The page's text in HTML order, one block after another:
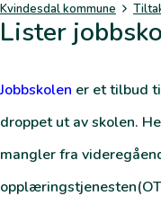
Kvindesdal kommune
Lister
Jobbskolen er et tilbud
droppet ut av skolen.
mangler fra